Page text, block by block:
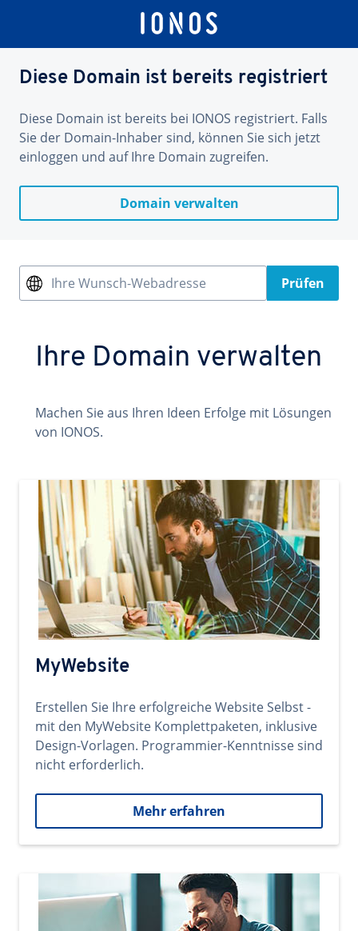
Diese Domain ist bereits registriert
Diese Domain ist bereits bei IONOS registriert. Falls
Sie der Domain-Inhaber sind, können Sie sich jetzt
einloggen und auf Ihre Domain zugreifen.
Domain verwalten
Ihre Wunsch-Webadresse Prüfen
Ihre Domain verwalten
Machen Sie aus Ihren Ideen Erfolge mit Lösungen
von IONOS.
MyWebsite
Erstellen Sie Ihre erfolgreiche Website Selbst -
mit den MyWebsite Komplettpaketen, inklusive
Design-Vorlagen. Programmier-Kenntnisse sind
nicht erforderlich.
Mehr erfahren